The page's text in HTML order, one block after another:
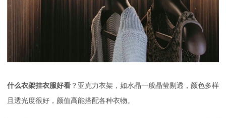
什么衣架挂衣服好看 ？亚克力衣架，如水晶一般晶莹剔透，颜色多样
且透光度很好，颜值高能搭配各种衣物。